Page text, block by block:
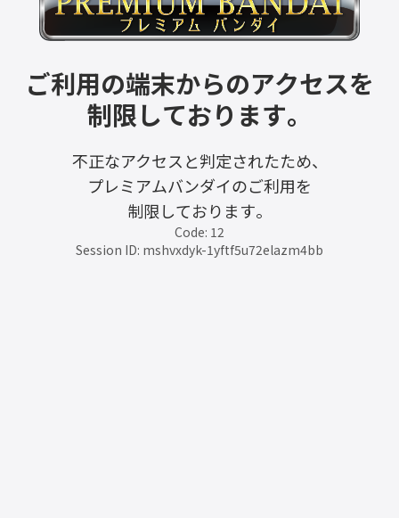
ご利用の端末からのアクセスを
制限しております。
不正なアクセスと判定されたため、
プレミアムバンダイのご利用を
制限しております。
Code: 12
Session ID: mshvxdyk-1yftf5u72elazm4bb